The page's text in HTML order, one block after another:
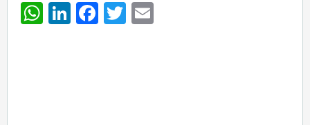
WhatsApp
LinkedIn
Facebook
Twitter